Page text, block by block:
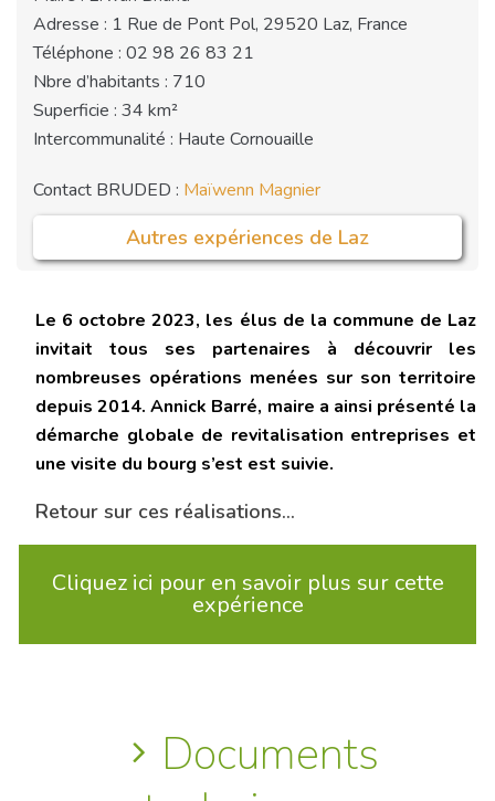
Adresse : 1 Rue de Pont Pol, 29520 Laz, France
Téléphone : 02 98 26 83 21
Nbre d’habitants : 710
Superficie : 34 km²
Intercommunalité : Haute Cornouaille
Contact BRUDED : Maïwenn Magnier
Autres expériences de Laz
Le 6 octobre 2023, les élus de la commune de Laz
invitait tous ses partenaires à découvrir les
nombreuses opérations menées sur son territoire
depuis 2014. Annick Barré, maire a ainsi présenté la
démarche globale de revitalisation entreprises et
une visite du bourg s’est est suivie.
Retour sur ces réalisations…
Cliquez ici pour en savoir plus sur cette
expérience
Documents